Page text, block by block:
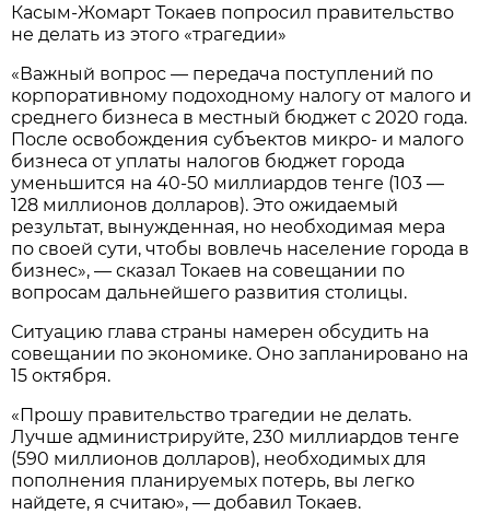
Касым-Жомарт Токаев попросил правительство
не делать из этого «трагедии»
«Важный вопрос — передача поступлений по
корпоративному подоходному налогу от малого и
среднего бизнеса в местный бюджет с 2020 года.
После освобождения субъектов микро- и малого
бизнеса от уплаты налогов бюджет города
уменьшится на 40-50 миллиардов тенге (103 —
128 миллионов долларов). Это ожидаемый
результат, вынужденная, но необходимая мера
по своей сути, чтобы вовлечь население города в
бизнес», — сказал Токаев на совещании по
вопросам дальнейшего развития столицы.
Ситуацию глава страны намерен обсудить на
совещании по экономике. Оно запланировано на
15 октября.
«Прошу правительство трагедии не делать.
Лучше администрируйте, 230 миллиардов тенге
(590 миллионов долларов), необходимых для
пополнения планируемых потерь, вы легко
найдете, я считаю», — добавил Токаев.